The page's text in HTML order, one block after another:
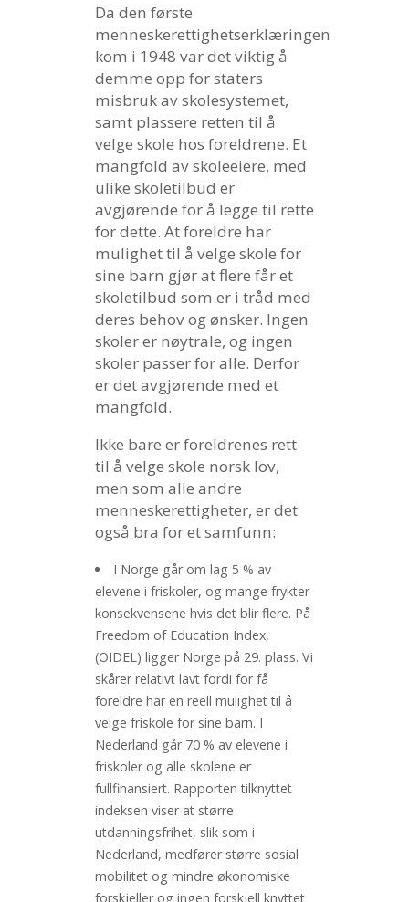
Da den første
menneskerettighetserklæringen
kom i 1948 var det viktig å
demme opp for staters
misbruk av skolesystemet,
samt plassere retten til å
velge skole hos foreldrene. Et
mangfold av skoleeiere, med
ulike skoletilbud er
avgjørende for å legge til rette
for dette. At foreldre har
mulighet til å velge skole for
sine barn gjør at flere får et
skoletilbud som er i tråd med
deres behov og ønsker. Ingen
skoler er nøytrale, og ingen
skoler passer for alle. Derfor
er det avgjørende med et
mangfold.
Ikke bare er foreldrenes rett
til å velge skole norsk lov,
men som alle andre
menneskerettigheter, er det
også bra for et samfunn:
I Norge går om lag 5 % av
elevene i friskoler, og mange frykter
konsekvensene hvis det blir flere. På
Freedom of Education Index,
(OIDEL) ligger Norge på 29. plass. Vi
skårer relativt lavt fordi for få
foreldre har en reell mulighet til å
velge friskole for sine barn. I
Nederland går 70 % av elevene i
friskoler og alle skolene er
fullfinansiert. Rapporten tilknyttet
indeksen viser at større
utdanningsfrihet, slik som i
Nederland, medfører større sosial
mobilitet og mindre økonomiske
forskjeller og ingen forskjell knyttet